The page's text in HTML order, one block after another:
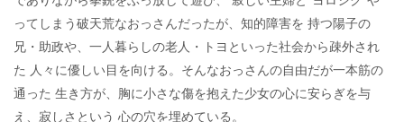
ってしまう破天荒なおっさんだったが、知的障害を 持つ陽子の
兄・助政や、一人暮らしの老人・トヨといった社会から疎外され
た 人々に優しい目を向ける。そんなおっさんの自由だが一本筋の
通った 生き方が、胸に小さな傷を抱えた少女の心に安らぎを与
え、寂しさという 心の穴を埋めている。